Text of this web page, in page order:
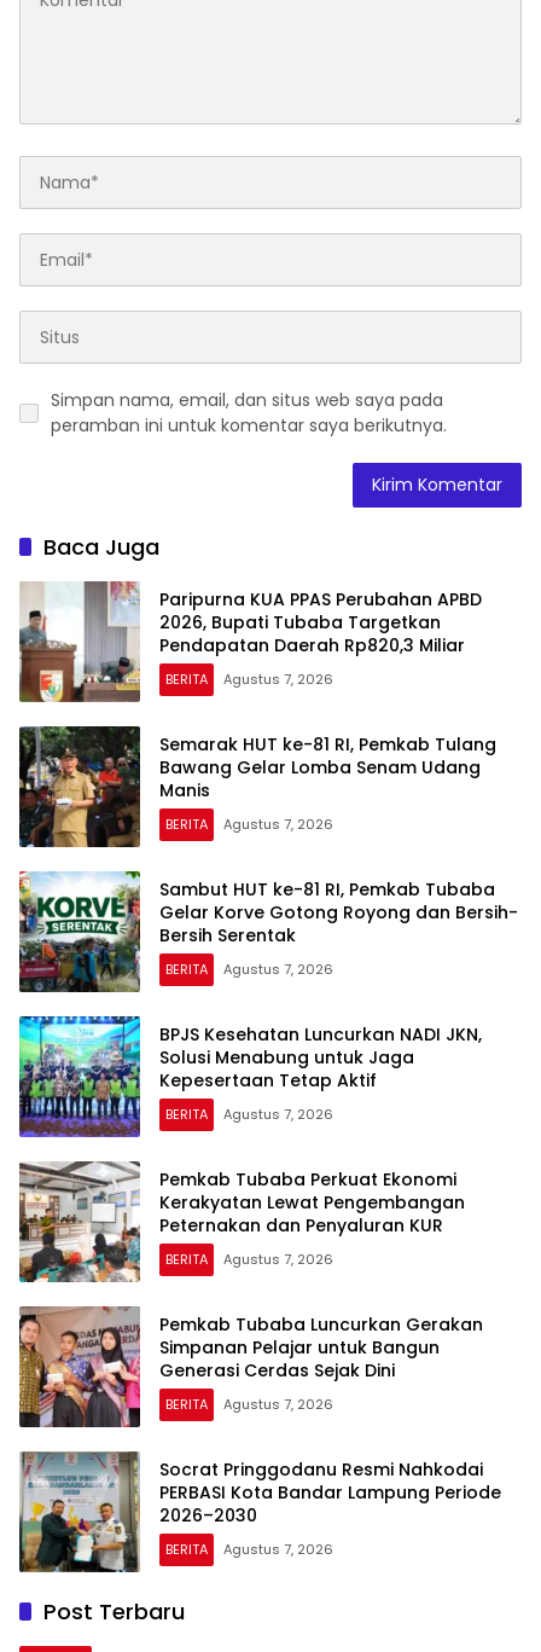
Simpan nama, email, dan situs web saya pada
peramban ini untuk komentar saya berikutnya.
Baca Juga
Paripurna KUA PPAS Perubahan APBD
2026, Bupati Tubaba Targetkan
Pendapatan Daerah Rp820,3 Miliar
BERITA Agustus 7, 2026
Semarak HUT ke-81 RI, Pemkab Tulang
Bawang Gelar Lomba Senam Udang
Manis
BERITA Agustus 7, 2026
Sambut HUT ke-81 RI, Pemkab Tubaba
Gelar Korve Gotong Royong dan Bersih-
Bersih Serentak
BERITA Agustus 7, 2026
BPJS Kesehatan Luncurkan NADI JKN,
Solusi Menabung untuk Jaga
Kepesertaan Tetap Aktif
BERITA Agustus 7, 2026
Pemkab Tubaba Perkuat Ekonomi
Kerakyatan Lewat Pengembangan
Peternakan dan Penyaluran KUR
BERITA Agustus 7, 2026
Pemkab Tubaba Luncurkan Gerakan
Simpanan Pelajar untuk Bangun
Generasi Cerdas Sejak Dini
BERITA Agustus 7, 2026
Socrat Pringgodanu Resmi Nahkodai
PERBASI Kota Bandar Lampung Periode
2026–2030
BERITA Agustus 7, 2026
Post Terbaru